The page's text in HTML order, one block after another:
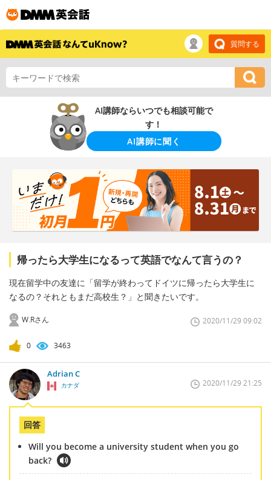
質問する
AI講師ならいつでも相談可能で
す！
AI講師に聞く
帰ったら大学生になるって英語でなんて言うの？
現在留学中の友達に「留学が終わってドイツに帰ったら大学生に
なるの？それともまだ高校生？」と聞きたいです。
W.Rさん 2020/11/29 09:02
0 3463
Adrian C
カナダ 2020/11/29 21:25
回答
Will you become a university student when you go
back?